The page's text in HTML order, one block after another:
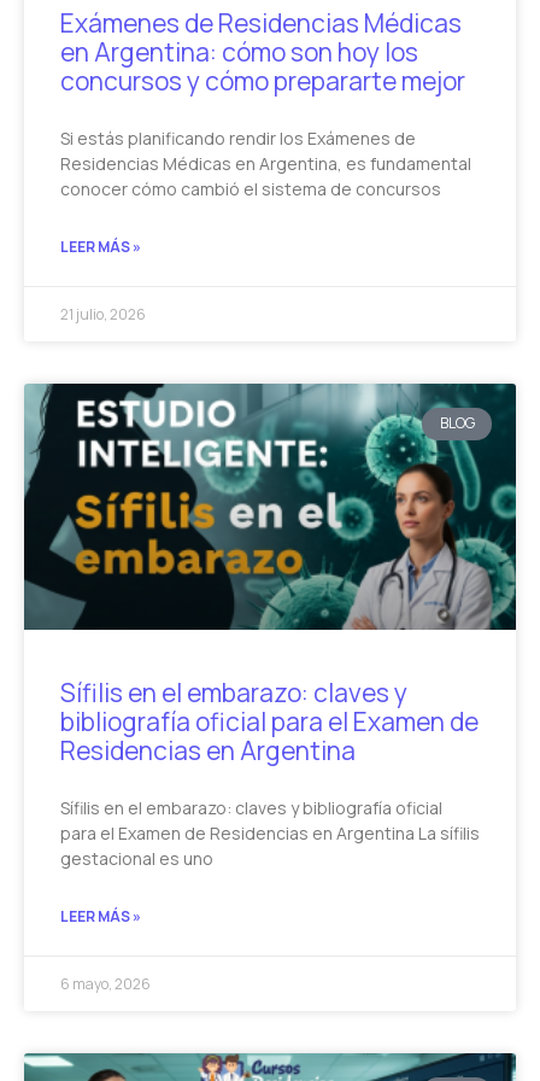
Exámenes de Residencias Médicas
en Argentina: cómo son hoy los
concursos y cómo prepararte mejor
Si estás planificando rendir los Exámenes de
Residencias Médicas en Argentina, es fundamental
conocer cómo cambió el sistema de concursos
LEER MÁS »
21 julio, 2026
BLOG
Sífilis en el embarazo: claves y
bibliografía oficial para el Examen de
Residencias en Argentina
Sífilis en el embarazo: claves y bibliografía oficial
para el Examen de Residencias en Argentina La sífilis
gestacional es uno
LEER MÁS »
6 mayo, 2026